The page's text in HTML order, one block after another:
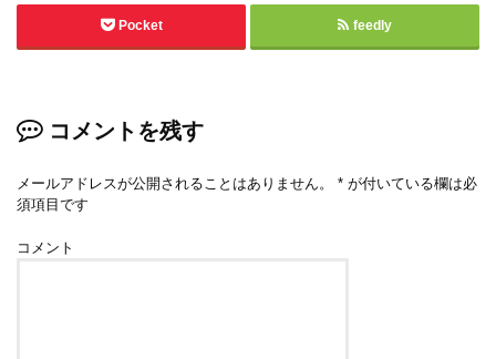
Pocket feedly
コメントを残す
メールアドレスが公開されることはありません。 * が付いている欄は必
須項目です
コメント